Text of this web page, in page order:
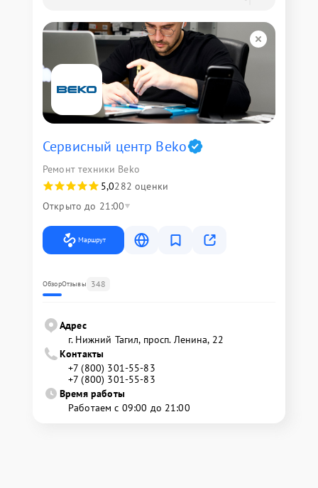
Сервисный центр Beko
Ремонт техники Beko
5,0282 оценки
Открыто до 21:00
Маршрут
ОбзорОтзывы 348
Адрес
г. Нижний Тагил, просп. Ленина, 22
Контакты
+7 (800) 301-55-83
+7 (800) 301-55-83
Время работы
Работаем с 09:00 до 21:00